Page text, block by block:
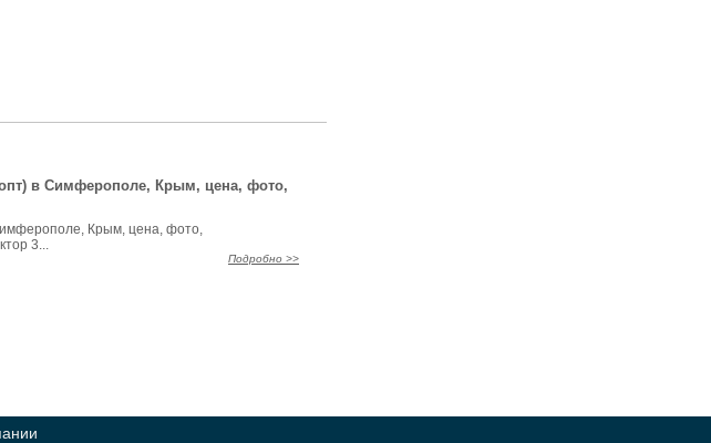
в Симферополе, Крым, цена, фото,
Крым, цена, фото,
3...
Подробно >>